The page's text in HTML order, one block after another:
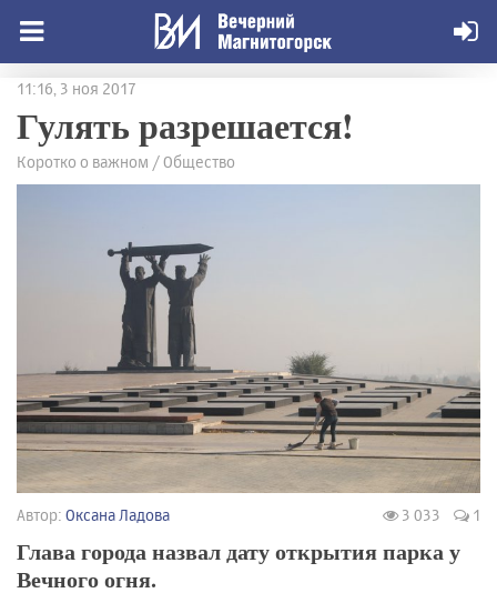
11:16, 3 ноя 2017
Гулять разрешается!
Коротко о важном / Общество
Автор: Оксана Ладова 3 033 1
Глава города назвал дату открытия парка у
Вечного огня.